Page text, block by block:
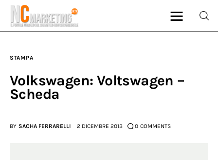
Rubriche
STAMPA
Volkswagen: Voltswagen –
Scheda
BY SACHA FERRARELLI 2 DICEMBRE 2013 0 COMMENTS